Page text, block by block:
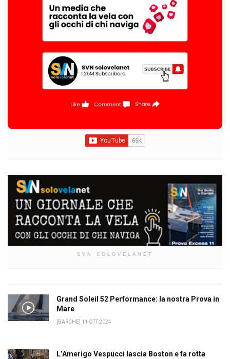
SVN SOLOVELANET
Grand Soleil 52 Performance: la nostra Prova in
Mare
[BARCHE] 11 OTT 2024
L’Amerigo Vespucci lascia Boston e fa rotta